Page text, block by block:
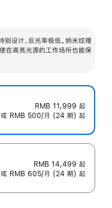
设计，反光率极低。纳米纹理
在高亮光源的工作场所也能保
RMB 11,999 起
或 RMB 500/月 (24 期) 起
RMB 14,499 起
或 RMB 605/月 (24 期) 起